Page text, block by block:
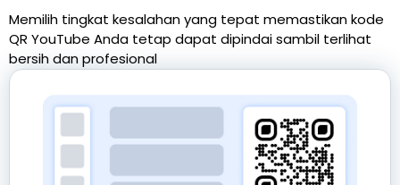
Memilih tingkat kesalahan yang tepat memastikan kode
QR YouTube Anda tetap dapat dipindai sambil terlihat
bersih dan profesional